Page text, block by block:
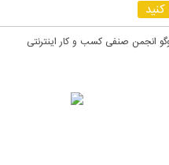
انجمن صنفی کسب و کار اینترنتی